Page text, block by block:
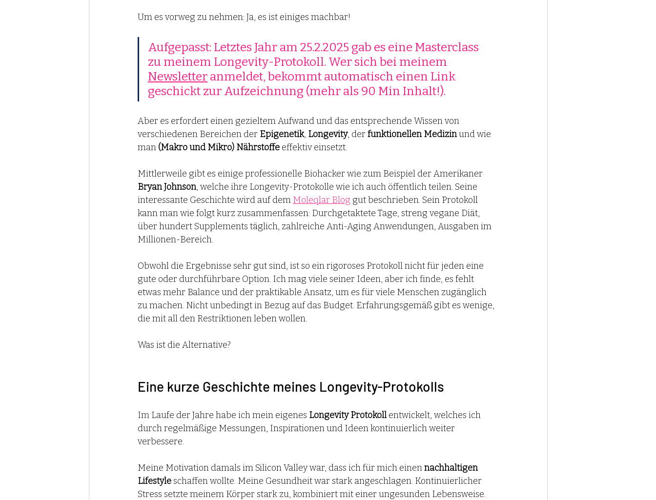
Um es vorweg zu nehmen: Ja, es ist einiges machbar!
Aufgepasst: Letztes Jahr am 25.2.2025 gab es eine Masterclass
zu meinem Longevity-Protokoll. Wer sich bei meinem
Newsletter anmeldet, bekommt automatisch einen Link
geschickt zur Aufzeichnung (mehr als 90 Min Inhalt!).
Aber es erfordert einen gezieltem Aufwand und das entsprechende Wissen von
verschiedenen Bereichen der Epigenetik, Longevity, der funktionellen Medizin und wie
man (Makro und Mikro) Nährstoffe effektiv einsetzt.
Mittlerweile gibt es einige professionelle Biohacker wie zum Beispiel der Amerikaner
Bryan Johnson, welche ihre Longevity-Protokolle wie ich auch öffentlich teilen. Seine
interessante Geschichte wird auf dem Moleqlar Blog gut beschrieben. Sein Protokoll
kann man wie folgt kurz zusammenfassen: Durchgetaktete Tage, streng vegane Diät,
über hundert Supplements täglich, zahlreiche Anti-Aging Anwendungen, Ausgaben im
Millionen-Bereich.
Obwohl die Ergebnisse sehr gut sind, ist so ein rigoroses Protokoll nicht für jeden eine
gute oder durchführbare Option. Ich mag viele seiner Ideen, aber ich finde, es fehlt
etwas mehr Balance und der praktikable Ansatz, um es für viele Menschen zugänglich
zu machen. Nicht unbedingt in Bezug auf das Budget. Erfahrungsgemäß gibt es wenige,
die mit all den Restriktionen leben wollen.
Was ist die Alternative?
Eine kurze Geschichte meines Longevity-Protokolls
Im Laufe der Jahre habe ich mein eigenes Longevity Protokoll entwickelt, welches ich
durch regelmäßige Messungen, Inspirationen und Ideen kontinuierlich weiter
verbessere.
Meine Motivation damals im Silicon Valley war, dass ich für mich einen nachhaltigen
Lifestyle schaffen wollte. Meine Gesundheit war stark angeschlagen. Kontinuierlicher
Stress setzte meinem Körper stark zu, kombiniert mit einer ungesunden Lebensweise.